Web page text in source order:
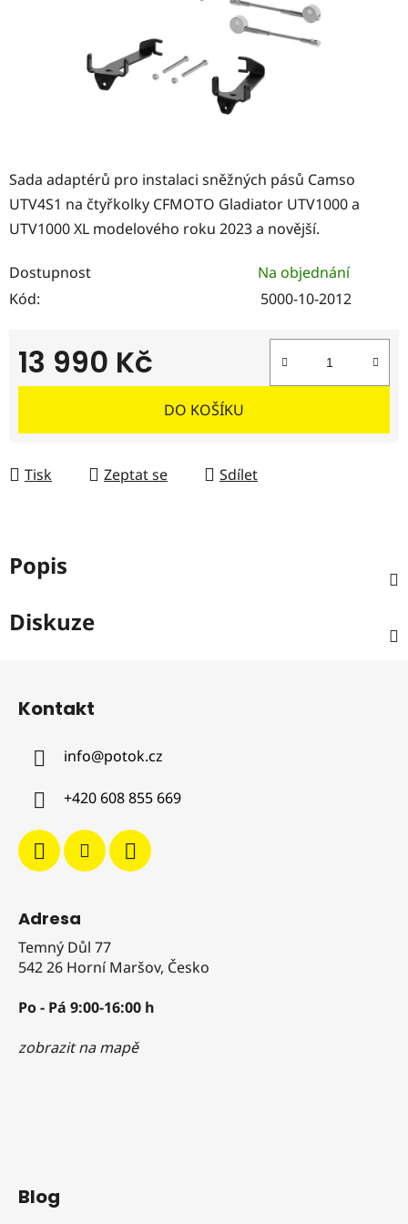
Sada adaptérů pro instalaci sněžných pásů Camso
UTV4S1 na čtyřkolky CFMOTO Gladiator UTV1000 a
UTV1000 XL modelového roku 2023 a novější.
Dostupnost
Na objednání
Kód:
5000-10-2012
13 990 Kč
Měrná cena:
DO KOŠÍKU
Tisk Zeptat se Sdílet
Popis
Diskuze
Kontakt
info@potok.cz
+420 608 855 669
Adresa
Temný Důl 77
542 26 Horní Maršov, Česko
Po - Pá 9:00-16:00 h
zobrazit na mapě
Blog